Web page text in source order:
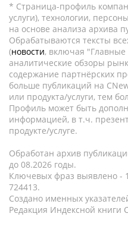
* Страница-профиль
услуги), технологии,
на основе анализа архива
Обрабатываются тексты
(новости, включая "Главные
аналитические обзоры
содержание партнёрских
больше публикаций на
или продукта/услуги, тем
Профиль может быть
информацией, в т.ч.
продукте/услуге.
Обработан архив
до 08.2026 годы.
Ключевых фраз выявлено -
724413.
Создано именных
Редакция Индексной книги